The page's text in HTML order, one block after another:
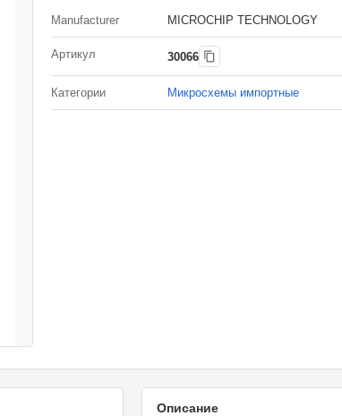
Manufacturer MICROCHIP TECHNOLOGY
Артикул 30066
Категории Микросхемы импортные
Описание